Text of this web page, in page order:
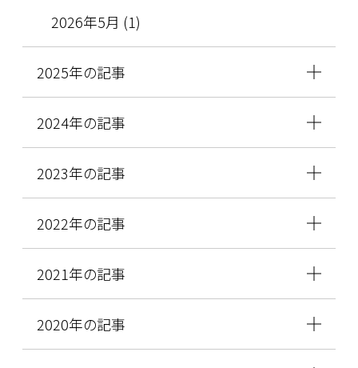
2026年5月 (1)
2025年の記事
2024年の記事
2023年の記事
2022年の記事
2021年の記事
2020年の記事